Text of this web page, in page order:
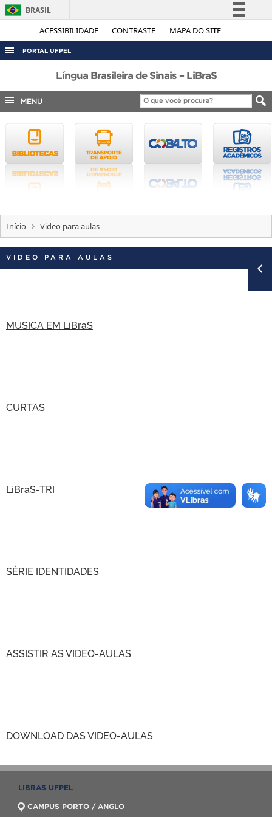
ACESSIBILIDADE CONTRASTE MAPA DO SITE
BRASIL
Simplifique!
Legislação
PORTAL UFPEL
ACESSO À INFORMAÇÃO
AUDITORIA
COBALTO
CONCURSOS
EDITAIS
INTERNACIONAL
PORTARIAS
TELEFONES
Língua Brasileira de Sinais – LiBraS
MENU
Início Video para aulas
VIDEO PARA AULAS
MUSICA EM LiBraS
CURTAS
LiBraS-TRI
SÉRIE IDENTIDADES
ASSISTIR AS VIDEO-AULAS
DOWNLOAD DAS VIDEO-AULAS
LIBRAS UFPEL
CAMPUS PORTO / ANGLO